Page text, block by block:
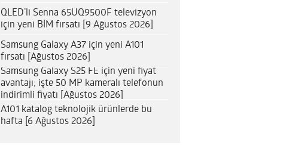
QLED’li Senna 65UQ9500F televizyon
için yeni BİM fırsatı [9 Ağustos 2026]
Samsung Galaxy A37 için yeni A101
fırsatı [Ağustos 2026]
Samsung Galaxy S25 FE için yeni fiyat
avantajı; işte 50 MP kameralı telefonun
indirimli fiyatı [Ağustos 2026]
A101 katalog teknolojik ürünlerde bu
hafta [6 Ağustos 2026]